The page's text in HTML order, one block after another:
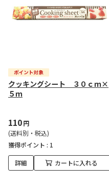
クッキングシート ３０ｃｍ×
５ｍ
110円
(送料別・税込)
獲得ポイント : 1
詳細 カートに入れる